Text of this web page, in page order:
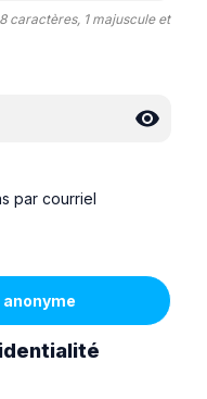
caractères, 1 majuscule et
par courriel